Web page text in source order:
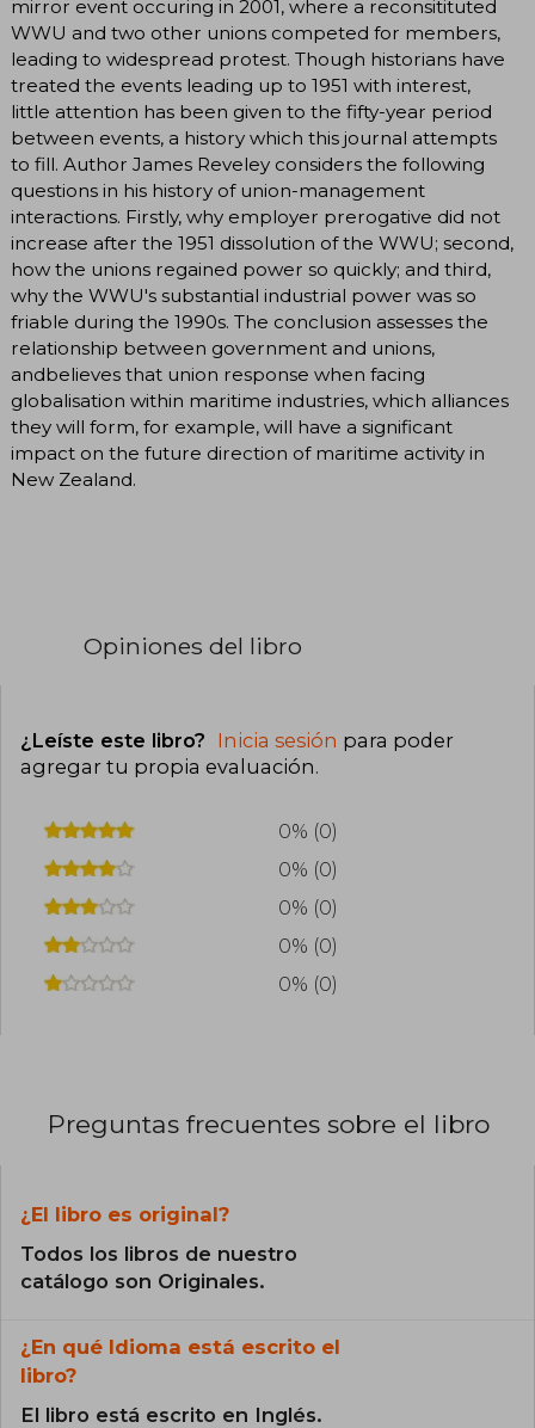
mirror event occuring in 2001, where a reconsitituted
WWU and two other unions competed for members,
leading to widespread protest. Though historians have
treated the events leading up to 1951 with interest,
little attention has been given to the fifty-year period
between events, a history which this journal attempts
to fill. Author James Reveley considers the following
questions in his history of union-management
interactions. Firstly, why employer prerogative did not
increase after the 1951 dissolution of the WWU; second,
how the unions regained power so quickly; and third,
why the WWU's substantial industrial power was so
friable during the 1990s. The conclusion assesses the
relationship between government and unions,
andbelieves that union response when facing
globalisation within maritime industries, which alliances
they will form, for example, will have a significant
impact on the future direction of maritime activity in
New Zealand.
Opiniones del libro
¿Leíste este libro? Inicia sesión para poder
agregar tu propia evaluación.
0% (0)
0% (0)
0% (0)
0% (0)
0% (0)
Preguntas frecuentes sobre el libro
¿El libro es original?
Todos los libros de nuestro
catálogo son Originales.
¿En qué Idioma está escrito el
libro?
El libro está escrito en Inglés.